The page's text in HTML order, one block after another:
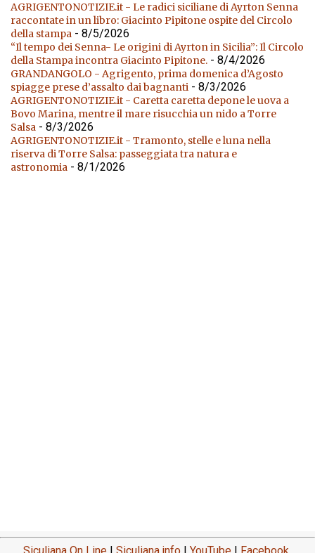
AGRIGENTONOTIZIE.it - Le radici siciliane di Ayrton Senna
raccontate in un libro: Giacinto Pipitone ospite del Circolo
della stampa - 8/5/2026
“Il tempo dei Senna- Le origini di Ayrton in Sicilia”: Il Circolo
della Stampa incontra Giacinto Pipitone. - 8/4/2026
GRANDANGOLO - Agrigento, prima domenica d’Agosto
spiagge prese d’assalto dai bagnanti - 8/3/2026
AGRIGENTONOTIZIE.it - Caretta caretta depone le uova a
Bovo Marina, mentre il mare risucchia un nido a Torre
Salsa - 8/3/2026
AGRIGENTONOTIZIE.it - Tramonto, stelle e luna nella
riserva di Torre Salsa: passeggiata tra natura e
astronomia - 8/1/2026